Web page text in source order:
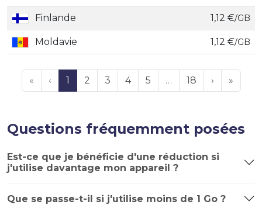
Finlande 1,12 €/GB
Moldavie 1,12 €/GB
« ‹ 1 2 3 4 5 … 18 › »
Questions fréquemment posées
Est-ce que je bénéficie d'une réduction si
j'utilise davantage mon appareil ?
Que se passe-t-il si j'utilise moins de 1 Go ?